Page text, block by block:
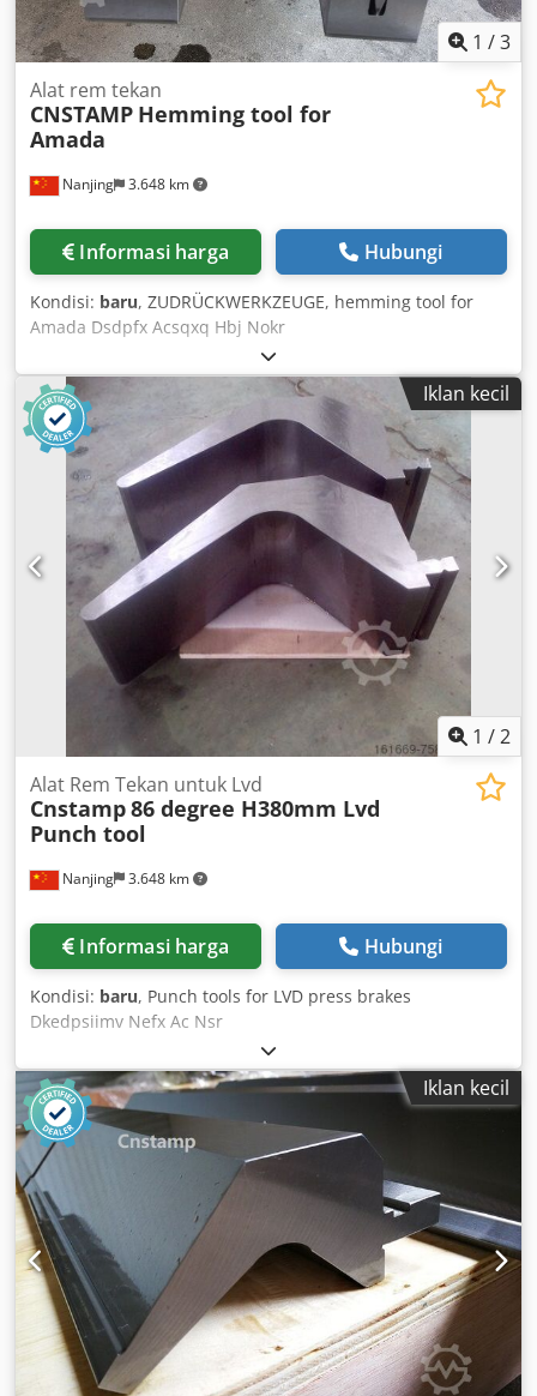
1 /3
Nanjing 3.648 km
Alat rem tekan
CNSTAMP Hemming tool for
Amada
Informasi harga Hubungi
Kondisi: baru, ZUDRÜCKWERKZEUGE, hemming tool for
Amada Dsdpfx Acsqxq Hbj Nokr
Iklan kecil
1 /2
Nanjing 3.648 km
Alat Rem Tekan untuk Lvd
Cnstamp86 degree H380mm Lvd
Punch tool
Informasi harga Hubungi
Kondisi: baru, Punch tools for LVD press brakes
Dkedpsiimv Nefx Ac Nsr
Iklan kecil